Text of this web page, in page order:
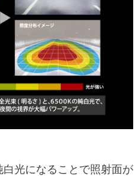
白光になることで照射面が